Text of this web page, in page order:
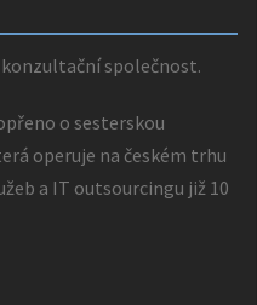
společnost.
o sesterskou
operuje na českém trhu
a IT outsourcingu již 10